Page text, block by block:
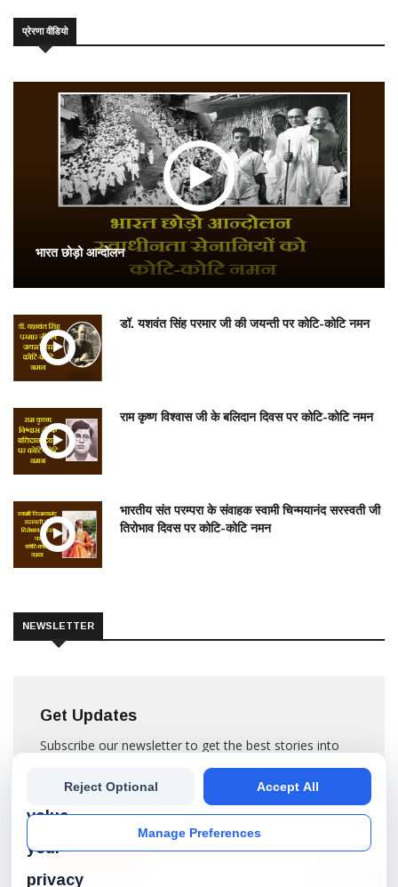
प्रेरणा वीडियो
भारत छोड़ो आन्दोलन
डॉ. यशवंत सिंह परमार जी की जयन्ती पर कोटि-कोटि नमन
राम कृष्ण विश्वास जी के बलिदान दिवस पर कोटि-कोटि नमन
भारतीय संत परम्परा के संवाहक स्वामी चिन्मयानंद सरस्वती जी
तिरोभाव दिवस पर कोटि-कोटि नमन
NEWSLETTER
Get Updates
Subscribe our newsletter to get the best stories into
value
your
privacy
Manage Preferences
Reject Optional Accept All